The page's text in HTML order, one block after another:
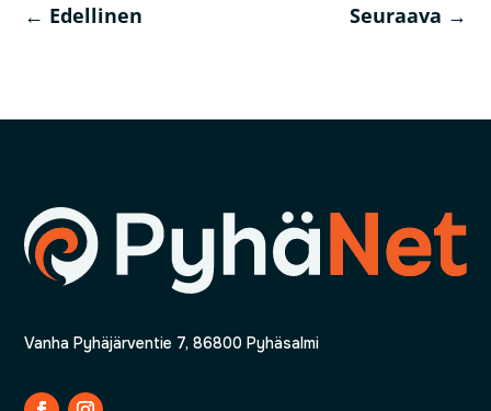
← Edellinen Seuraava →
Vanha Pyhäjärventie 7, 86800 Pyhäsalmi